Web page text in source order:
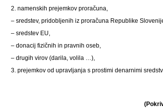
2. namenskih prejemkov proračuna,
– sredstev, pridobljenih iz proračuna Republike
– sredstev EU,
– donacij fizičnih in pravnih oseb,
– drugih virov (darila, volila …),
3. prejemkov od upravljanja s prostimi denarnimi